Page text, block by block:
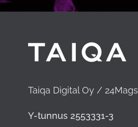
Taiqa Digital Oy / 24Mags
Y-tunnus 2553331-3